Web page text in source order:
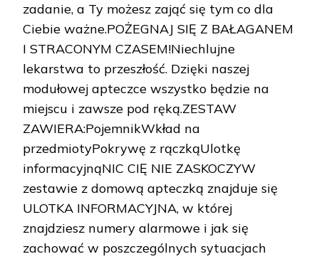
zadanie, a Ty możesz zająć się tym co dla
Ciebie ważne.POŻEGNAJ SIĘ Z BAŁAGANEM
I STRACONYM CZASEM!Niechlujne
lekarstwa to przeszłość. Dzięki naszej
modułowej apteczce wszystko będzie na
miejscu i zawsze pod ręką.ZESTAW
ZAWIERA:PojemnikWkład na
przedmiotyPokrywę z rączkąUlotkę
informacyjnąNIC CIĘ NIE ZASKOCZYW
zestawie z domową apteczką znajduje się
ULOTKA INFORMACYJNA, w której
znajdziesz numery alarmowe i jak się
zachować w poszczególnych sytuacjach